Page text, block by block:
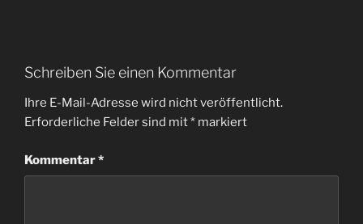
Schreiben Sie einen Kommentar
Ihre E-Mail-Adresse wird nicht veröffentlicht.
Erforderliche Felder sind mit* markiert
Kommentar*